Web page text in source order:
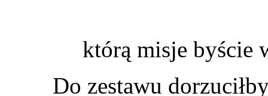
którą misje byście
Do zestawu